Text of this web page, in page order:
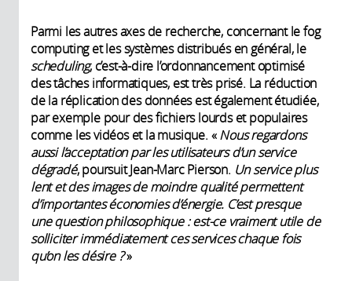
Parmi les autres axes de recherche, concernant le fog
computing et les systèmes distribués en général, le
scheduling, c’est-à-dire l’ordonnancement optimisé
des tâches informatiques, est très prisé. La réduction
de la réplication des données est également étudiée,
par exemple pour des fichiers lourds et populaires
comme les vidéos et la musique. «Nous regardons
aussi l’acceptation par les utilisateurs d’un service
dégradé, poursuit Jean-Marc Pierson. Un service plus
lent et des images de moindre qualité permettent
d’importantes économies d’énergie. C’est presque
une question philosophique : est-ce vraiment utile de
solliciter immédiatement ces services chaque fois
qu’on les désire ?»